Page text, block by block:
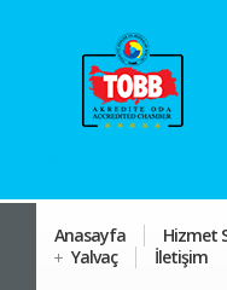
Anasayfa Hizmet
Yalvaç
İletişim